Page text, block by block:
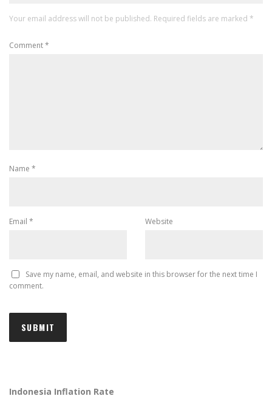
Your email address will not be published. Required fields are marked *
Comment*
Name *
Email * Website
Save my name, email, and website in this browser for the next time I
comment.
Indonesia Inflation Rate